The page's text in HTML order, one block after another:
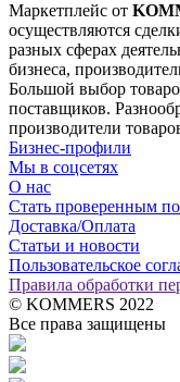
Маркетплейс от
осуществляются
разных сферах
бизнеса,
Большой выбор
поставщиков.
производители
Бизнес-профили
Мы в соцсетях
О нас
Стать проверенным
Доставка/Оплата
Статьи и новости
Пользовательское
Правила обработки
© KOMMERS 2022
Все права защищены